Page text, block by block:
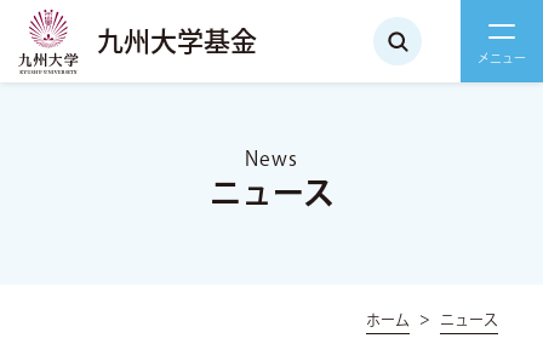
九州大学基金
News
ニュース
ホーム ニュース